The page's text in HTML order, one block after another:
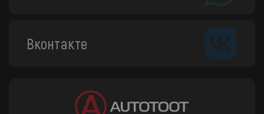
Вконтакте